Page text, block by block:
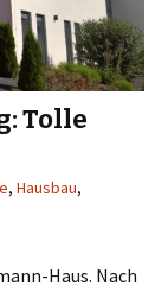
Tolle
, Hausbau,
Haus. Nach